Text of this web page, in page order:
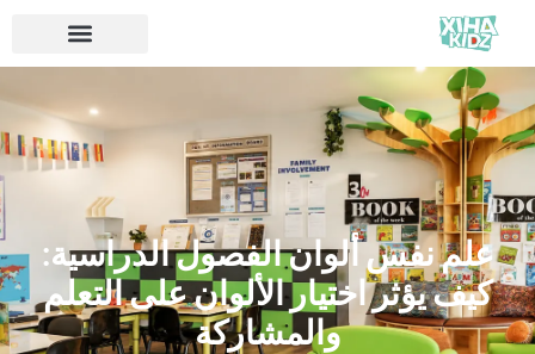
علم نفس ألوان الفصول الدراسية:
كيف يؤثر اختيار الألوان على التعلم
والمشاركة